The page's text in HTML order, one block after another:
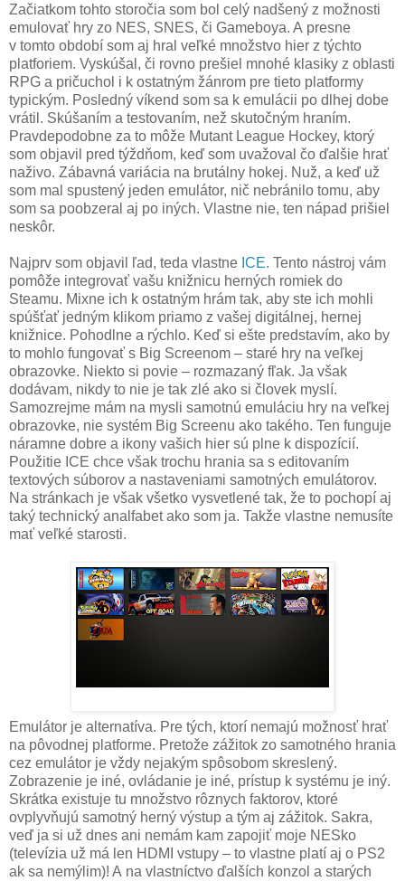
Začiatkom tohto storočia som bol celý nadšený z možnosti
emulovať hry zo NES, SNES, či Gameboya. A presne
v tomto období som aj hral veľké množstvo hier z týchto
platforiem. Vyskúšal, či rovno prešiel mnohé klasiky z oblasti
RPG a pričuchol i k ostatným žánrom pre tieto platformy
typickým. Posledný víkend som sa k emulácii po dlhej dobe
vrátil. Skúšaním a testovaním, než skutočným hraním.
Pravdepodobne za to môže Mutant League Hockey, ktorý
som objavil pred týždňom, keď som uvažoval čo ďalšie hrať
naživo. Zábavná variácia na brutálny hokej. Nuž, a keď už
som mal spustený jeden emulátor, nič nebránilo tomu, aby
som sa poobzeral aj po iných. Vlastne nie, ten nápad prišiel
neskôr.
Najprv som objavil ľad, teda vlastne ICE. Tento nástroj vám
pomôže integrovať vašu knižnicu herných romiek do
Steamu. Mixne ich k ostatným hrám tak, aby ste ich mohli
spúšťať jedným klikom priamo z vašej digitálnej, hernej
knižnice. Pohodlne a rýchlo. Keď si ešte predstavím, ako by
to mohlo fungovať s Big Screenom – staré hry na veľkej
obrazovke. Niekto si povie – rozmazaný fľak. Ja však
dodávam, nikdy to nie je tak zlé ako si človek myslí.
Samozrejme mám na mysli samotnú emuláciu hry na veľkej
obrazovke, nie systém Big Screenu ako takého. Ten funguje
náramne dobre a ikony vašich hier sú plne k dispozícií.
Použitie ICE chce však trochu hrania sa s editovaním
textových súborov a nastaveniami samotných emulátorov.
Na stránkach je však všetko vysvetlené tak, že to pochopí aj
taký technický analfabet ako som ja. Takže vlastne nemusíte
mať veľké starosti.
Emulátor je alternatíva. Pre tých, ktorí nemajú možnosť hrať
na pôvodnej platforme. Pretože zážitok zo samotného hrania
cez emulátor je vždy nejakým spôsobom skreslený.
Zobrazenie je iné, ovládanie je iné, prístup k systému je iný.
Skrátka existuje tu množstvo rôznych faktorov, ktoré
ovplyvňujú samotný herný výstup a tým aj zážitok. Sakra,
veď ja si už dnes ani nemám kam zapojiť moje NESko
(televízia už má len HDMI vstupy – to vlastne platí aj o PS2
ak sa nemýlim)! A na vlastníctvo ďalších konzol a starých